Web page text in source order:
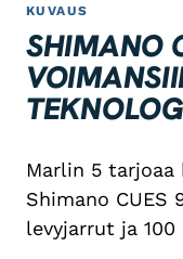
KUVAUS
SHIMANO
Marlin 5 tarjoaa
Shimano
levyjarrut ja